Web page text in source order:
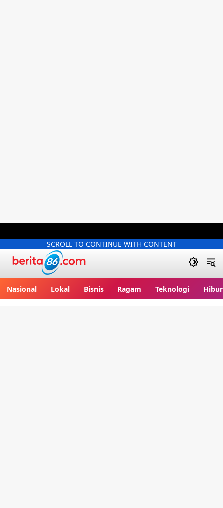
SCROLL TO CONTINUE WITH CONTENT
Nasional Lokal Bisnis Ragam Teknologi